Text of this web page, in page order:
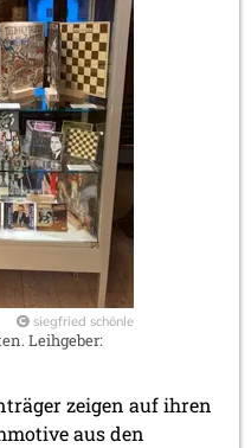
siegfried schönle
Leihgeber:
zeigen auf ihren
aus den